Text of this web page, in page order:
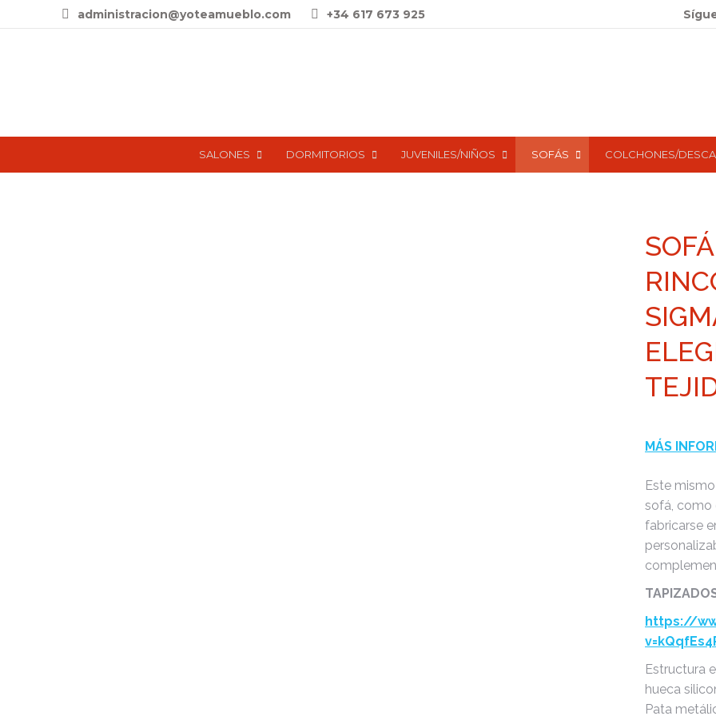
administracion@yoteamueblo.com +34 617 673 925
SALONES DORMITORIOS JUVENILES/NIÑOS SOFÁS COLCHONES/
MÁS
Este
sofá, como
fabricarse
https://
Estructura
hueca
Pata